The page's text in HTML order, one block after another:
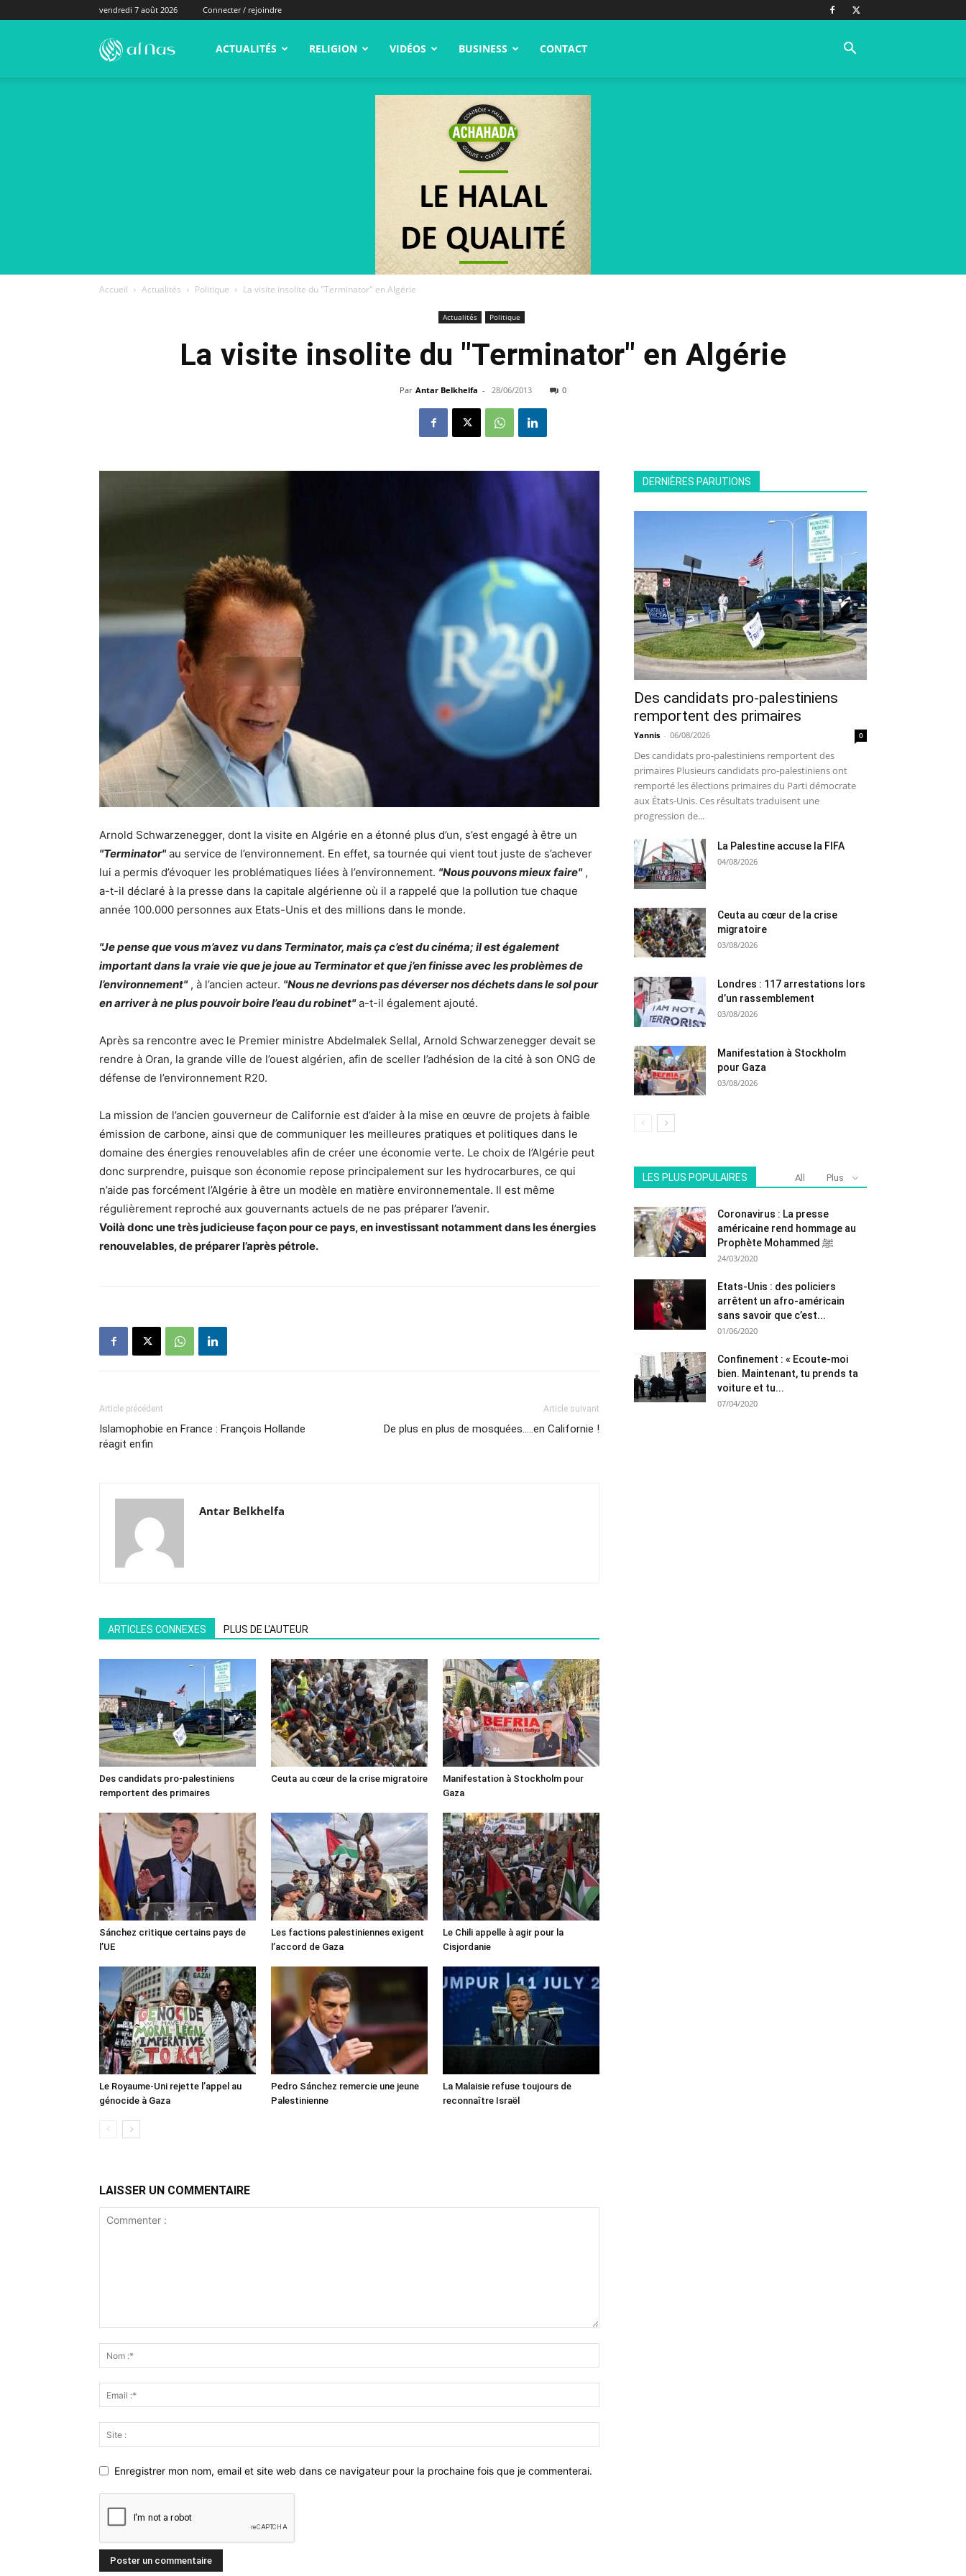
vendredi 7 août 2026 Connecter / rejoindre
alNas.fr ACTUALITÉS RELIGION VIDÉOS BUSINESS CONTACT
Accueil Actualités Politique La visite insolite du "Terminator" en Algérie
Actualités Politique
La visite insolite du "Terminator" en Algérie
Par Antar Belkhelfa - 28/06/2013 0
Arnold Schwarzenegger, dont la visite en Algérie en a étonné plus d’un, s’est engagé à être un
"Terminator" au service de l’environnement. En effet, sa tournée qui vient tout juste de s’achever
lui a permis d’évoquer les problématiques liées à l’environnement. "Nous pouvons mieux faire" ,
a-t-il déclaré à la presse dans la capitale algérienne où il a rappelé que la pollution tue chaque
année 100.000 personnes aux Etats-Unis et des millions dans le monde.
"Je pense que vous m’avez vu dans Terminator, mais ça c’est du cinéma; il est également
important dans la vraie vie que je joue au Terminator et que j’en finisse avec les problèmes de
l’environnement" , à l’ancien acteur. "Nous ne devrions pas déverser nos déchets dans le sol pour
en arriver à ne plus pouvoir boire l’eau du robinet" a-t-il également ajouté.
Après sa rencontre avec le Premier ministre Abdelmalek Sellal, Arnold Schwarzenegger devait se
rendre à Oran, la grande ville de l’ouest algérien, afin de sceller l’adhésion de la cité à son ONG de
défense de l’environnement R20.
La mission de l’ancien gouverneur de Californie est d’aider à la mise en œuvre de projets à faible
émission de carbone, ainsi que de communiquer les meilleures pratiques et politiques dans le
domaine des énergies renouvelables afin de créer une économie verte. Le choix de l’Algérie peut
donc surprendre, puisque son économie repose principalement sur les hydrocarbures, ce qui
n’aide pas forcément l’Algérie à être un modèle en matière environnementale. Il est même
régulièrement reproché aux gouvernants actuels de ne pas préparer l’avenir.
Voilà donc une très judicieuse façon pour ce pays, en investissant notamment dans les énergies
renouvelables, de préparer l’après pétrole.
Article précédent
Islamophobie en France : François Hollande
réagit enfin
Article suivant
De plus en plus de mosquées…..en Californie !
Antar Belkhelfa
ARTICLES CONNEXES PLUS DE L'AUTEUR
Des candidats pro-palestiniens
remportent des primaires
Ceuta au cœur de la crise migratoire
Manifestation à Stockholm pour
Gaza
Sánchez critique certains pays de
l’UE
Les factions palestiniennes exigent
l’accord de Gaza
Le Chili appelle à agir pour la
Cisjordanie
Le Royaume-Uni rejette l’appel au
génocide à Gaza
Pedro Sánchez remercie une jeune
Palestinienne
La Malaisie refuse toujours de
reconnaître Israël
LAISSER UN COMMENTAIRE
Enregistrer mon nom, email et site web dans ce navigateur pour la prochaine fois que je commenterai.
DERNIÈRES PARUTIONS
Des candidats pro-palestiniens
remportent des primaires
Yannis - 06/08/2026 0
Des candidats pro-palestiniens remportent des
primaires Plusieurs candidats pro-palestiniens ont
remporté les élections primaires du Parti démocrate
aux États-Unis. Ces résultats traduisent une
progression de...
La Palestine accuse la FIFA
04/08/2026
Ceuta au cœur de la crise
migratoire
03/08/2026
Londres : 117 arrestations lors
d’un rassemblement
03/08/2026
Manifestation à Stockholm
pour Gaza
03/08/2026
LES PLUS POPULAIRES All Plus
Coronavirus : La presse
américaine rend hommage au
Prophète Mohammed ﷺ
24/03/2020
Etats-Unis : des policiers
arrêtent un afro-américain
sans savoir que c’est...
01/06/2020
Confinement : « Ecoute-moi
bien. Maintenant, tu prends ta
voiture et tu...
07/04/2020